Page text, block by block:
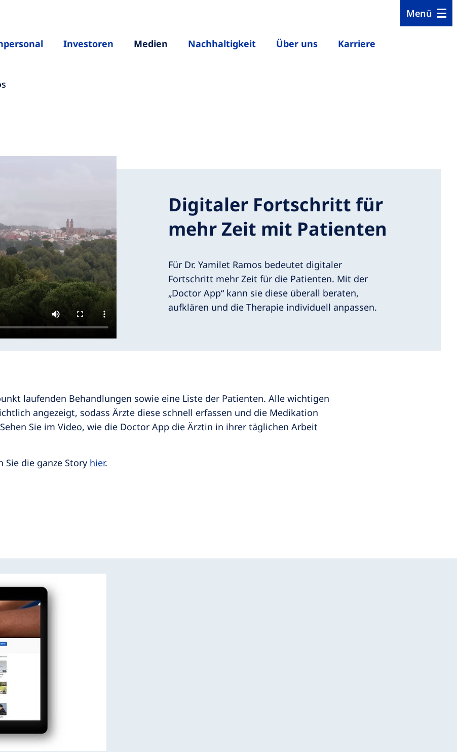
Menü
Investoren Medien Nachhaltigkeit Über uns Karriere
Digitaler Fortschritt für
mehr Zeit mit Patienten
Für Dr. Yamilet Ramos bedeutet digitaler
Fortschritt mehr Zeit für die Patienten. Mit der
„Doctor App“ kann sie diese überall beraten,
aufklären und die Therapie individuell anpassen.
laufenden Behandlungen sowie eine Liste der Patienten. Alle wichtigen
angezeigt, sodass Ärzte diese schnell erfassen und die Medikation
Sie im Video, wie die Doctor App die Ärztin in ihrer täglichen Arbeit
Sie die ganze Story hier.